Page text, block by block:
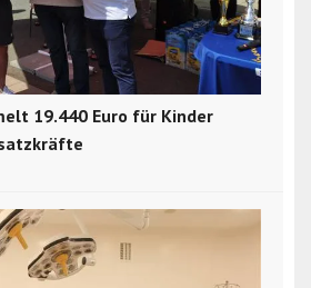
19.440 Euro für Kinder